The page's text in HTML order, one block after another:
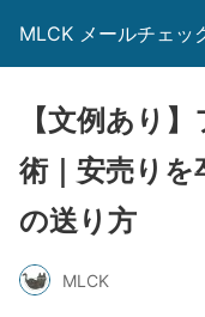
MLCK メールチェッ
【文例あり
術｜安売りを
の送り方
MLCK